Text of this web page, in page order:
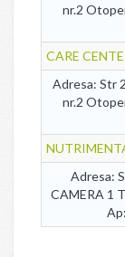
nr.2
CARE
Adresa: Str
nr.2
Adresa:
CAMERA 1